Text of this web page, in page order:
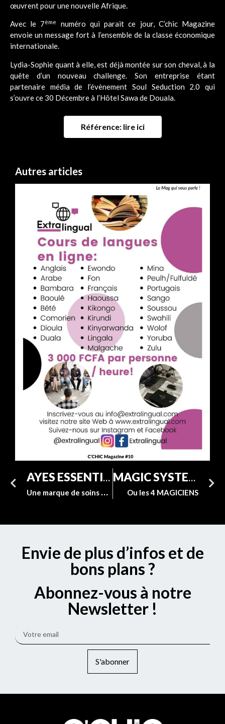
œuvrent pour une nouvelle Afrique.
Avec le 7ème
numéro qui parait ce jour, C’chic Magazine
envoie un message fort à l’ensemble de la classe économique
internationale.
Lydia-Sophie quant à elle, est déjà montée sur son cheval, à la
quête d’un nouveau challenge. Son entreprise étant
partenaire média de l’évènement Soul Seduction 2.0 qui
s’ouvre ce 30 Décembre à l’Hôtel Sawa de Douala.
Référence: lire ici
Autres articles
AYES ESSENTIELLE
Une marque de soins qui fait parler d’elle
MAGIC SYSTEM
Ou les 4 MAGICIENS
Envie de plus d’infos et de
bons plans ?
Abonnez-vous à notre
Newsletter !
S'abonner